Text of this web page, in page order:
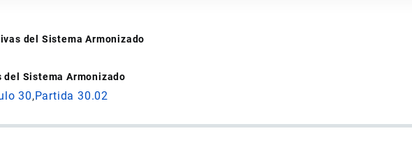
del Sistema Armonizado
Sistema Armonizado
30 Partida 30.02